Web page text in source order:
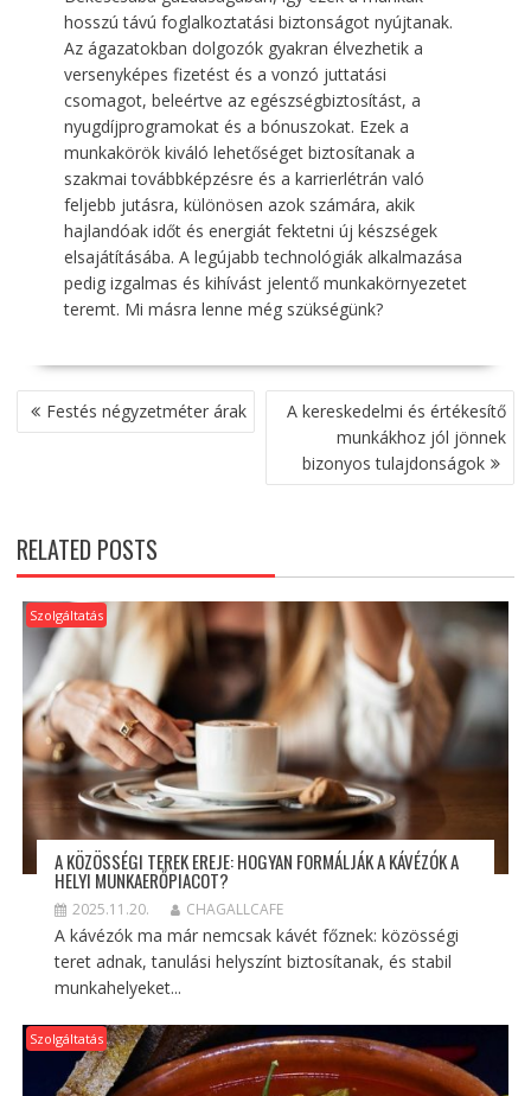
hosszú távú foglalkoztatási biztonságot nyújtanak.
Az ágazatokban dolgozók gyakran élvezhetik a
versenyképes fizetést és a vonzó juttatási
csomagot, beleértve az egészségbiztosítást, a
nyugdíjprogramokat és a bónuszokat. Ezek a
munkakörök kiváló lehetőséget biztosítanak a
szakmai továbbképzésre és a karrierlétrán való
feljebb jutásra, különösen azok számára, akik
hajlandóak időt és energiát fektetni új készségek
elsajátításába. A legújabb technológiák alkalmazása
pedig izgalmas és kihívást jelentő munkakörnyezetet
teremt. Mi másra lenne még szükségünk?
BEJEGYZÉS
NAVIGÁCIÓ
Festés négyzetméter árak
A kereskedelmi és értékesítő
munkákhoz jól jönnek
bizonyos tulajdonságok
RELATED POSTS
Szolgáltatás
A KÖZÖSSÉGI TEREK EREJE: HOGYAN FORMÁLJÁK A KÁVÉZÓK A
HELYI MUNKAERŐPIACOT?
2025.11.20. CHAGALLCAFE
A kávézók ma már nemcsak kávét főznek: közösségi
teret adnak, tanulási helyszínt biztosítanak, és stabil
munkahelyeket...
Szolgáltatás